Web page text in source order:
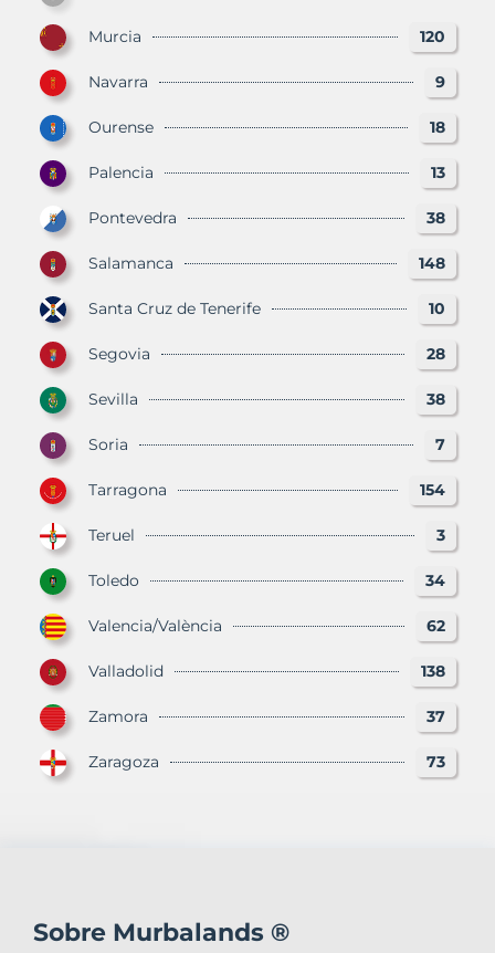
Murcia 120
Navarra 9
Ourense 18
Palencia 13
Pontevedra 38
Salamanca 148
Santa Cruz de Tenerife 10
Segovia 28
Sevilla 38
Soria 7
Tarragona 154
Teruel 3
Toledo 34
Valencia/València 62
Valladolid 138
Zamora 37
Zaragoza 73
Sobre Murbalands ®